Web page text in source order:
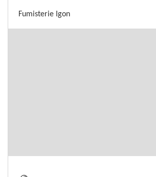
Fumisterie Igon